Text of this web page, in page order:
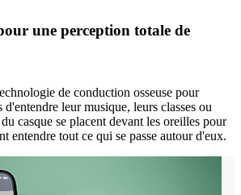
une perception totale de
de conduction osseuse pour
d'entendre leur musique, leurs classes ou
casque se placent devant les oreilles pour
entendre tout ce qui se passe autour d'eux.